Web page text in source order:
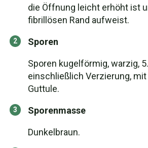
die Öffnung leicht erhöht ist
fibrillösen Rand aufweist.
Sporen
Sporen kugelförmig, warzig,
einschließlich Verzierung,
Guttule.
Sporenmasse
Dunkelbraun.